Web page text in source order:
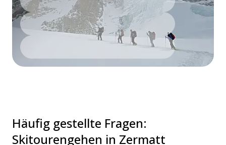
Häufig gestellte Fragen:
Skitourengehen in Zermatt